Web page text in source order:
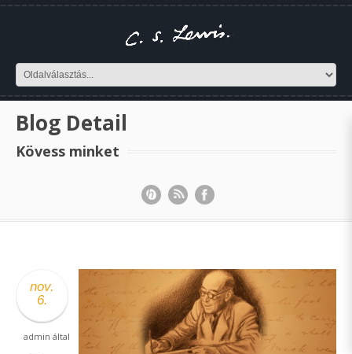
Blog Detail
Kövess minket
nov.
6.
admin által